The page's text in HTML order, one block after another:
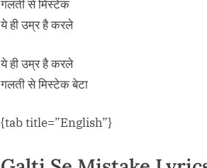
गलती से मिस्टेक
ये ही उम्र है करले
ये ही उम्र है करले
गलती से मिस्टेक बेटा
{tab title=”English”}